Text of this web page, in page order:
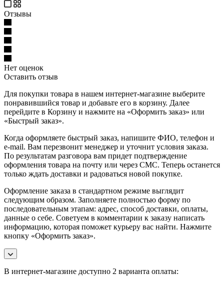
Отзывы
Нет оценок
Оставить отзыв
Для покупки товара в нашем интернет-магазине выберите
понравившийся товар и добавьте его в корзину. Далее
перейдите в Корзину и нажмите на «Оформить заказ» или
«Быстрый заказ».
Когда оформляете быстрый заказ, напишите ФИО, телефон и
e-mail. Вам перезвонит менеджер и уточнит условия заказа.
По результатам разговора вам придет подтверждение
оформления товара на почту или через СМС. Теперь останется
только ждать доставки и радоваться новой покупке.
Оформление заказа в стандартном режиме выглядит
следующим образом. Заполняете полностью форму по
последовательным этапам: адрес, способ доставки, оплаты,
данные о себе. Советуем в комментарии к заказу написать
информацию, которая поможет курьеру вас найти. Нажмите
кнопку «Оформить заказ».
В интернет-магазине доступно 2 варианта оплаты: